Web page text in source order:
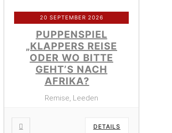
20 SEPTEMBER 2026
PUPPENSPIEL
„KLAPPERS REISE
ODER WO BITTE
GEHT’S NACH
AFRIKA?
Remise, Leeden
DETAILS